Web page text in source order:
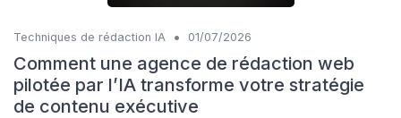
Techniques de rédaction IA • 01/07/2026
Comment une agence de rédaction web
pilotée par l’IA transforme votre stratégie
de contenu exécutive